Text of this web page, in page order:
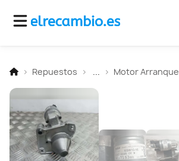
Repuestos Motor Arranque